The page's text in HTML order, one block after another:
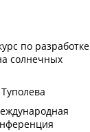
по разработке
солнечных